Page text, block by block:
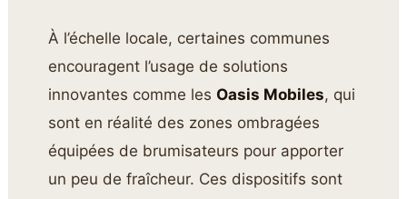
À l’échelle locale, certaines communes
encouragent l’usage de solutions
innovantes comme les Oasis Mobiles, qui
sont en réalité des zones ombragées
équipées de brumisateurs pour apporter
un peu de fraîcheur. Ces dispositifs sont